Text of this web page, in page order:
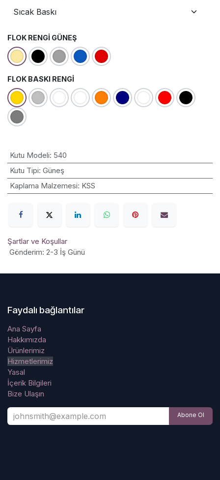
FLOK RENGI GÜNEŞ
FLOK BASKI RENGI
Kutu Modeli: 540
Kutu Tipi: Güneş
Kaplama Malzemesi: KSS
Şartlar ve Koşullar
Gönderim: 2-3 İş Günü
Faydalı bağlantılar
Ana Sayfa
Hakkımızda
Ürünlerimiz
Hizmetlerimiz
Yasal
İçerik Bilgileri
Bize Ulaşın
Abone Ol